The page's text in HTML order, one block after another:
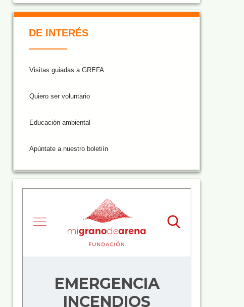
DE INTERÉS
Visitas guiadas a GREFA
Quiero ser voluntario
Educación ambiental
Apúntate a nuestro boletiín